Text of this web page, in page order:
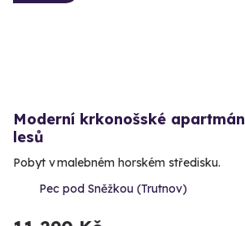
Moderní krkonošské
lesů
Pobyt v malebném horském středisku.
Pec pod Sněžkou (Trutnov)